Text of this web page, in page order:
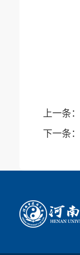
上一条：
下一条：